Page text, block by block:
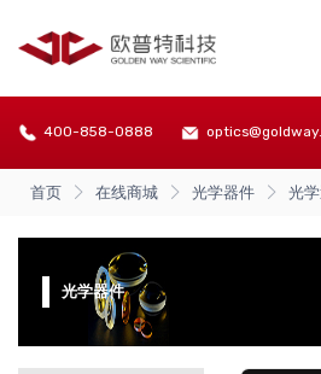
400-858-0888
首页 在线商城 光学器件 光
光学器件